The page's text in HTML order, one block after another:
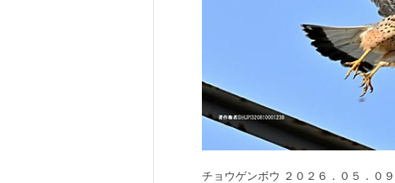
チョウゲンボウ ２０２６．０５．０